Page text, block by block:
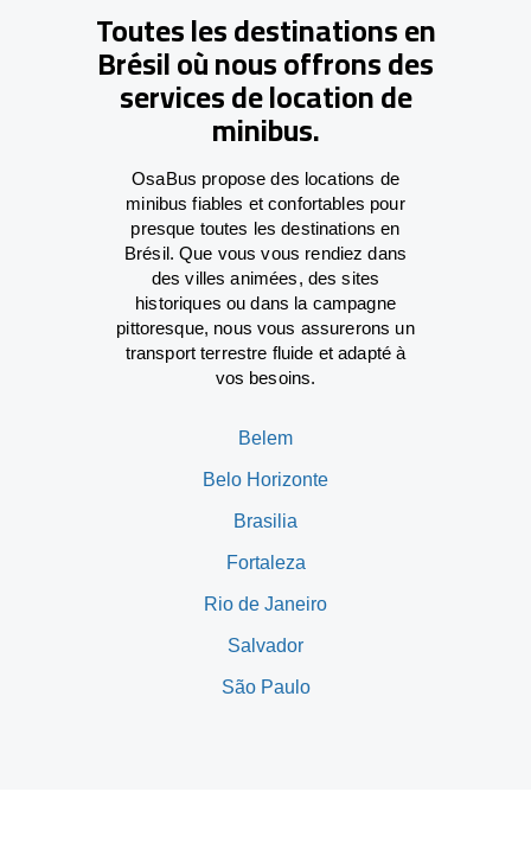
Toutes les destinations en
Brésil où nous offrons des
services de location de
minibus.
OsaBus propose des locations de
minibus fiables et confortables pour
presque toutes les destinations en
Brésil. Que vous vous rendiez dans
des villes animées, des sites
historiques ou dans la campagne
pittoresque, nous vous assurerons un
transport terrestre fluide et adapté à
vos besoins.
Belem
Belo Horizonte
Brasilia
Fortaleza
Rio de Janeiro
Salvador
São Paulo